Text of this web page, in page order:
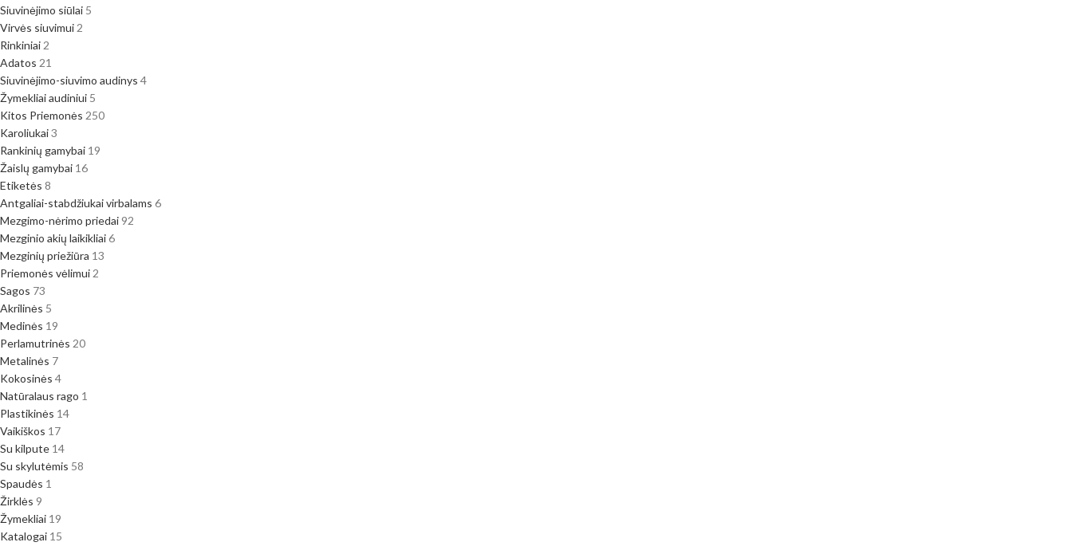
Siuvinėjimo siūlai 5
Virvės siuvimui 2
Rinkiniai 2
Adatos 21
Siuvinėjimo-siuvimo audinys 4
Žymekliai audiniui 5
Kitos Priemonės 250
Karoliukai3
Rankinių gamybai 19
Žaislų gamybai 16
Etiketės 8
Antgaliai-stabdžiukai virbalams 6
Mezgimo-nėrimo priedai 92
Mezginio akių laikikliai6
Mezginių priežiūra 13
Priemonės vėlimui 2
Sagos 73
Akrilinės 5
Medinės 19
Perlamutrinės 20
Metalinės 7
Kokosinės 4
Natūralaus rago 1
Plastikinės 14
Vaikiškos 17
Su kilpute 14
Su skylutėmis 58
Spaudės 1
Žirklės 9
Žymekliai 19
Katalogai 15